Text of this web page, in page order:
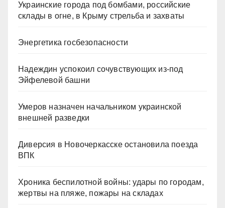
Украинские города под бомбами, российские
склады в огне, в Крыму стрельба и захваты
Энергетика госбезопасности
Надеждин успокоил сочувствующих из-под
Эйфелевой башни
Умеров назначен начальником украинской
внешней разведки
Диверсия в Новочеркасске остановила поезда
ВПК
Хроника беспилотной войны: удары по городам,
жертвы на пляже, пожары на складах